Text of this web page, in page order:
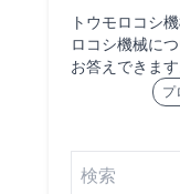
トウモロコシ
ロコシ機械に
お答えできます
プ